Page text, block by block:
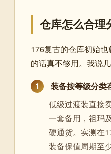
仓库怎么合理
176复古的仓库初始
的话真不够用。我说
1
装备按等级分类
低级过渡装直接
一套备用，祖玛
硬通货。实测在
装备保值周期至